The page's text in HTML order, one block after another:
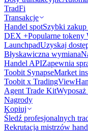
TradFi
Transakcje
Handel spotSzybki
DEX +Popularne tokeny
LaunchpadUzyskaj
Błyskawiczna wymiana
Handel APIZapewnia
Toobit SynapseMarket
Toobit x TradingView
Agent Trade Kit
Nagrody
Kopiuj
Śledź profesjonalnych
Rekrutacja mistrzów